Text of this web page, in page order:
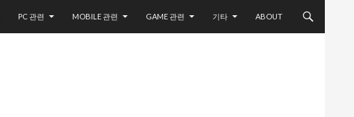
PC 관련 MOBILE 관련 GAME 관련 기타 ABOUT